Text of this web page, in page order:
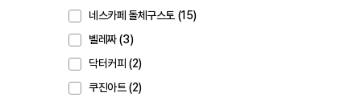
네스카페 돌체구스토 (15)
벨레짜 (3)
닥터커피 (2)
쿠진아트 (2)